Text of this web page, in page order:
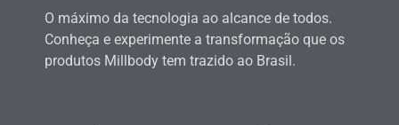
O máximo da tecnologia ao alcance de todos.
Conheça e experimente a transformação que os
produtos Millbody tem trazido ao Brasil.